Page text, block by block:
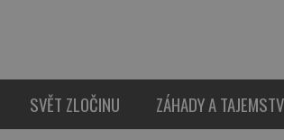
SVĚT ZLOČINU ZÁHADY A